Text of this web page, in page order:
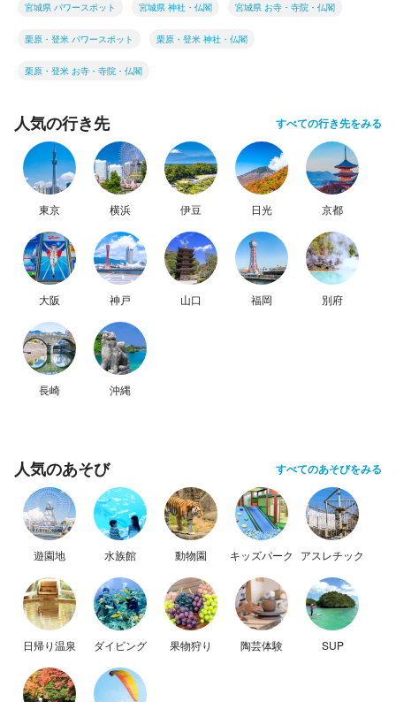
宮城県 パワースポット 宮城県 神社・仏閣 宮城県 お寺・寺院・仏閣
栗原・登米 パワースポット 栗原・登米 神社・仏閣
栗原・登米 お寺・寺院・仏閣
人気の行き先 すべての行き先をみる
東京 横浜 伊豆 日光 京都
大阪 神戸 山口 福岡 別府
長崎 沖縄
人気のあそび すべてのあそびをみる
遊園地 水族館 動物園 キッズパーク アスレチック
日帰り温泉 ダイビング 果物狩り 陶芸体験 SUP